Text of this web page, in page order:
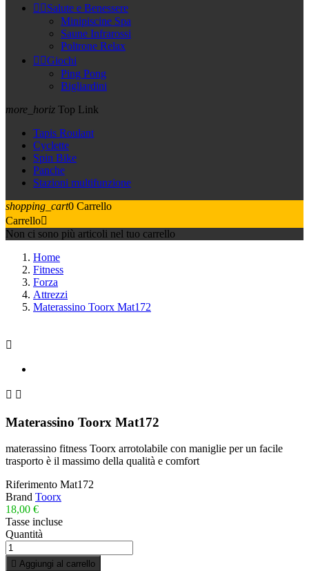
 Salute e Benessere
Minipiscine Spa
Saune Infrarossi
Poltrone Relax
 Giochi
Ping Pong
Bigliardini
more_horiz Top Link
Tapis Roulant
Cyclette
Spin Bike
Panche
Stazioni multifunzione
shopping_cart0 Carrello
Carrello
Non ci sono più articoli nel tuo carrello
Home
Fitness
Forza
Attrezzi
Materassino Toorx Mat172

 
Materassino Toorx Mat172
materassino fitness Toorx arrotolabile con maniglie per un facile
trasporto è il massimo della qualità e comfort
Riferimento Mat172
Brand Toorx
18,00 €
Tasse incluse
Quantità
 Aggiungi al carrello